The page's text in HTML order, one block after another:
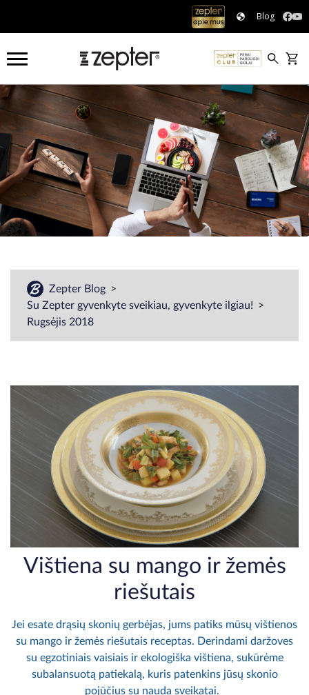
Blog
Zepter Blog
Su Zepter gyvenkyte sveikiau, gyvenkyte ilgiau!
Rugsėjis 2018
Vištiena su mango ir žemės
riešutais
Jei esate drąsių skonių gerbėjas, jums patiks mūsų vištienos
su mango ir žemės riešutais receptas. Derindami daržoves
su egzotiniais vaisiais ir ekologiška vištiena, sukūrėme
subalansuotą patiekalą, kuris patenkins jūsų skonio
pojūčius su nauda sveikatai.